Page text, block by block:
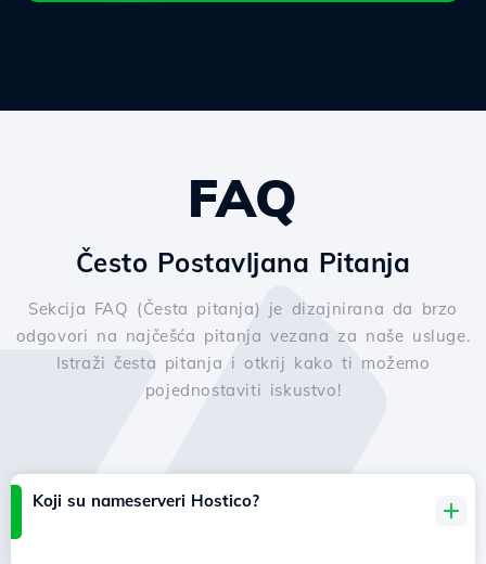
FAQ
Često Postavljana Pitanja
Sekcija FAQ (Česta pitanja) je dizajnirana da brzo
odgovori na najčešća pitanja vezana za naše usluge.
Istraži česta pitanja i otkrij kako ti možemo
pojednostaviti iskustvo!
Koji su nameserveri Hostico?